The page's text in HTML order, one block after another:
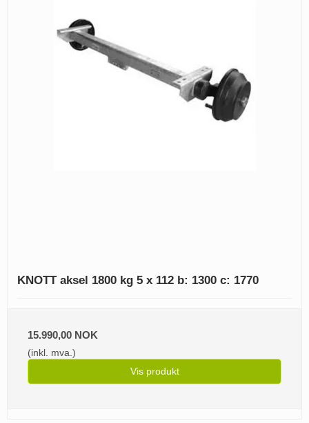
KNOTT aksel 1800 kg 5 x 112 b: 1300 c: 1770
15.990,00 NOK
(inkl. mva.)
Vis produkt